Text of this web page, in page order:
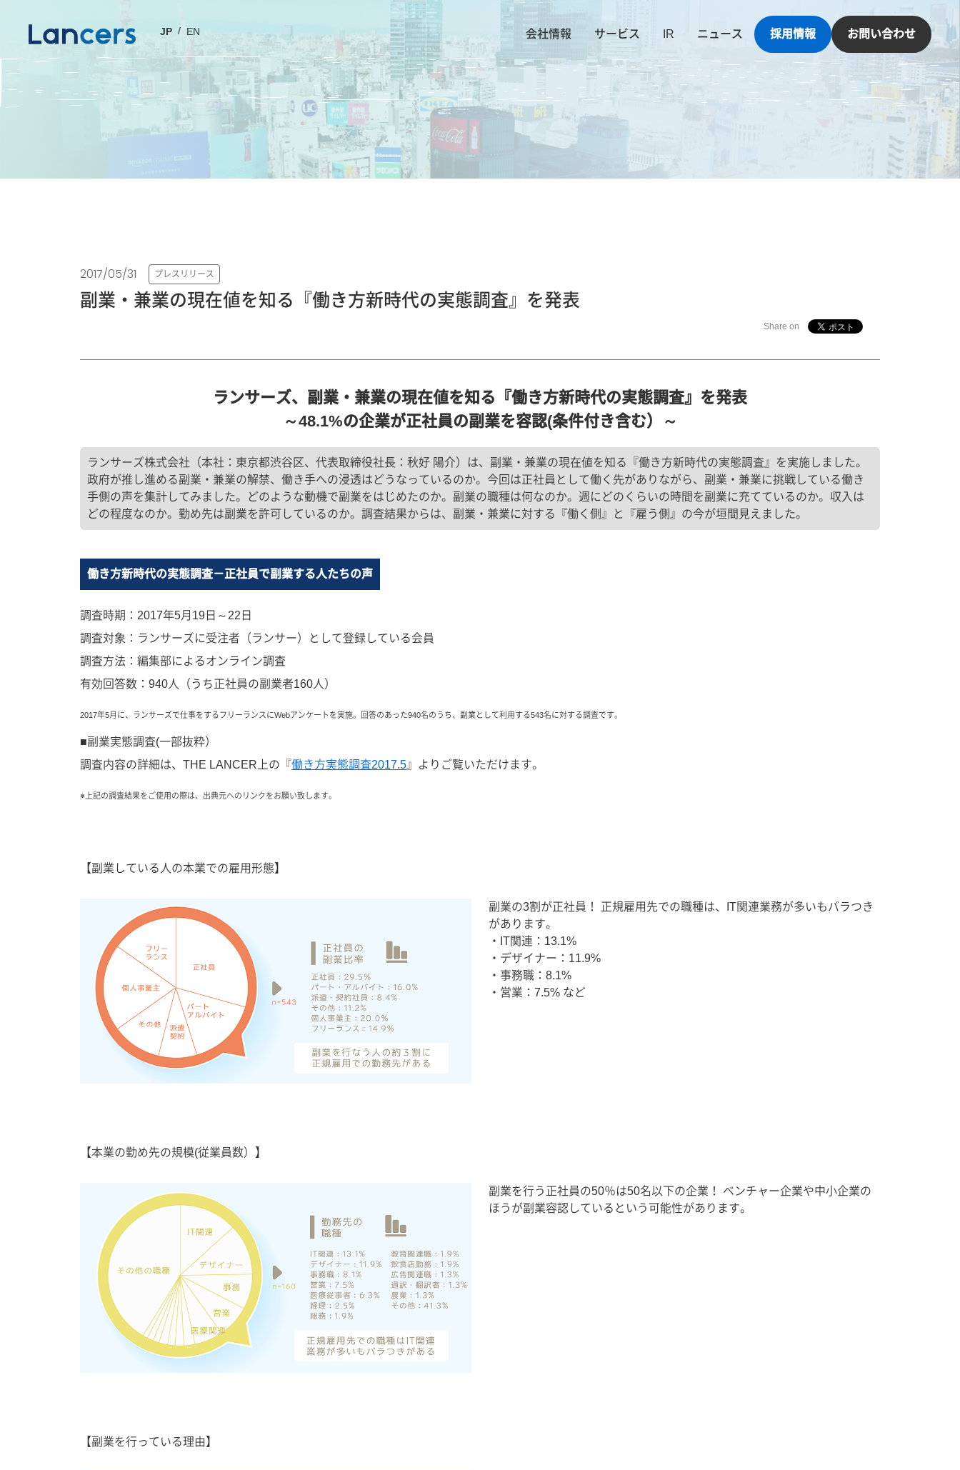
JP EN 会社情報 サービス IR ニュース 採用情報 お問い合わせ
2017/05/31 プレスリリース
副業・兼業の現在値を知る『働き方新時代の実態調査』を発表
Share on
ランサーズ、副業・兼業の現在値を知る『働き方新時代の実態調査』を発表
～48.1%の企業が正社員の副業を容認(条件付き含む）～
ランサーズ株式会社（本社：東京都渋谷区、代表取締役社長：秋好 陽介）は、副業・兼業の現在値を知る『働き方新時代の実態調査』を実施しました。
政府が推し進める副業・兼業の解禁、働き手への浸透はどうなっているのか。今回は正社員として働く先がありながら、副業・兼業に挑戦している働き
手側の声を集計してみました。どのような動機で副業をはじめたのか。副業の職種は何なのか。週にどのくらいの時間を副業に充てているのか。収入は
どの程度なのか。勤め先は副業を許可しているのか。調査結果からは、副業・兼業に対する『働く側』と『雇う側』の今が垣間見えました。
働き方新時代の実態調査－正社員で副業する人たちの声
調査時期：2017年5月19日～22日
調査対象：ランサーズに受注者（ランサー）として登録している会員
調査方法：編集部によるオンライン調査
有効回答数：940人（うち正社員の副業者160人）
2017年5月に、ランサーズで仕事をするフリーランスにWebアンケートを実施。回答のあった940名のうち、副業として利用する543名に対する調査です。
■副業実態調査(一部抜粋）
調査内容の詳細は、THE LANCER上の『働き方実態調査2017.5』よりご覧いただけます。
※上記の調査結果をご使用の際は、出典元へのリンクをお願い致します。
【副業している人の本業での雇用形態】
副業の3割が正社員！ 正規雇用先での職種は、IT関連業務が多いもバラつき
があります。
・IT関連：13.1%
・デザイナー：11.9%
・事務職：8.1%
・営業：7.5% など
【本業の勤め先の規模(従業員数）】
副業を行う正社員の50％は50名以下の企業！ ベンチャー企業や中小企業の
ほうが副業容認しているという可能性があります。
【副業を行っている理由】